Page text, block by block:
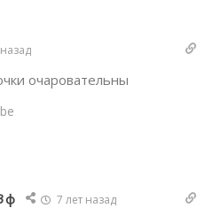
очаровательны
7 лет назад